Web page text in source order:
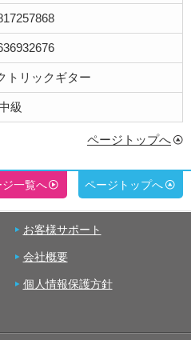
トリックギター
級
ページトップへ
一覧へ ページトップへ
お客様サポート
会社概要
個人情報保護方針